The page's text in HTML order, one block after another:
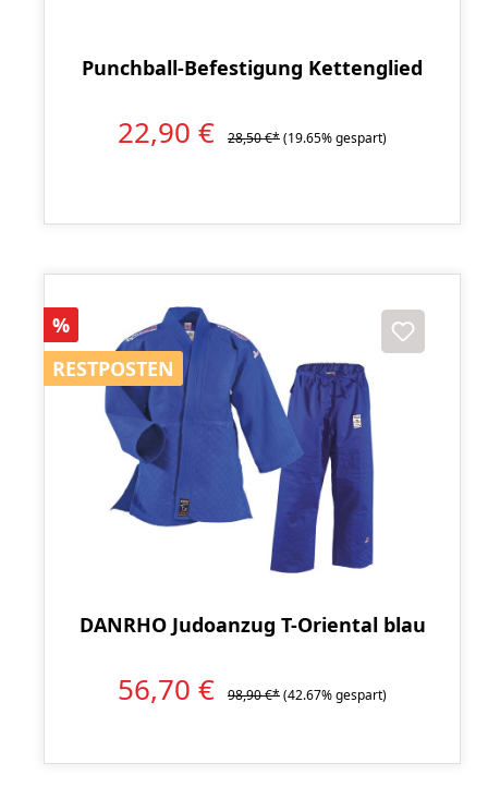
Punchball-Befestigung Kettenglied
22,90 € 28,50 €*(19.65% gespart)
Rabatt
%
RESTPOSTEN
RESTPOSTEN
DANRHO Judoanzug T-Oriental blau
56,70 € 98,90 €*(42.67% gespart)